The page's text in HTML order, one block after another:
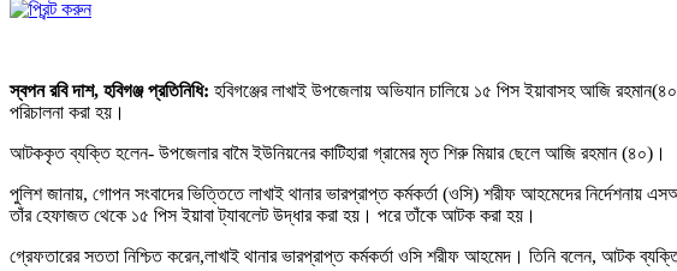
স্বপন রবি দাশ, হবিগঞ্জ প্রতিনিধি: হবিগঞ্জের লাখাই উপজেলায় অভিযান চালিয়ে ১৫ পিস ইয়াবাসহ আজি
পরিচালনা করা হয়।
আটককৃত ব্যক্তি হলেন- উপজেলার বামৈ ইউনিয়নেরকাটিহারা গ্রামের মৃত শিরু মিয়ার ছেলে আজি রহমান (৪০)।
পুলিশ জানায়, গোপন সংবাদের ভিত্তিতে লাখাই থানার ভারপ্রাপ্ত কর্মকর্তা (ওসি) শরীফ আহমেদের
তাঁর হেফাজত থেকে ১৫ পিস ইয়াবা ট্যাবলেট উদ্ধার করা হয়। পরে তাঁকে আটক করা হয়।
গ্রেফতারের সততা নিশ্চিত করেন,লাখাই থানার ভারপ্রাপ্ত কর্মকর্তা ওসি শরীফ আহমেদ। তিনি বলেন, আটক